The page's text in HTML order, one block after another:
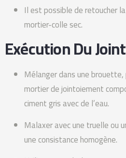
Il est possible de retoucher
mortier-colle sec.
Exécution Du
Mélanger dans une
mortier de jointoiement
ciment gris avec de l’eau.
Malaxer avec une truelle ou
une consistance homogène.